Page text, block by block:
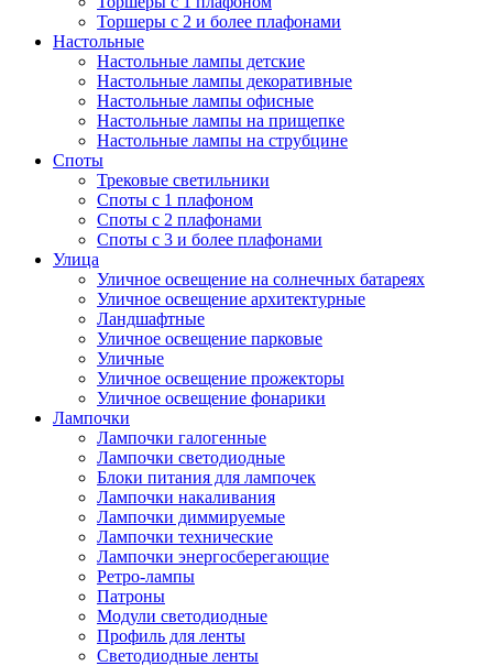
Торшеры с 2 и более плафонами
Настольные
Настольные лампы детские
Настольные лампы декоративные
Настольные лампы офисные
Настольные лампы на прищепке
Настольные лампы на струбцине
Споты
Трековые светильники
Споты с 1 плафоном
Споты с 2 плафонами
Споты с 3 и более плафонами
Улица
Уличное освещение на солнечных батареях
Уличное освещение архитектурные
Ландшафтные
Уличное освещение парковые
Уличные
Уличное освещение прожекторы
Уличное освещение фонарики
Лампочки
Лампочки галогенные
Лампочки светодиодные
Блоки питания для лампочек
Лампочки накаливания
Лампочки диммируемые
Лампочки технические
Лампочки энергосберегающие
Ретро-лампы
Патроны
Модули светодиодные
Профиль для ленты
Светодиодные ленты